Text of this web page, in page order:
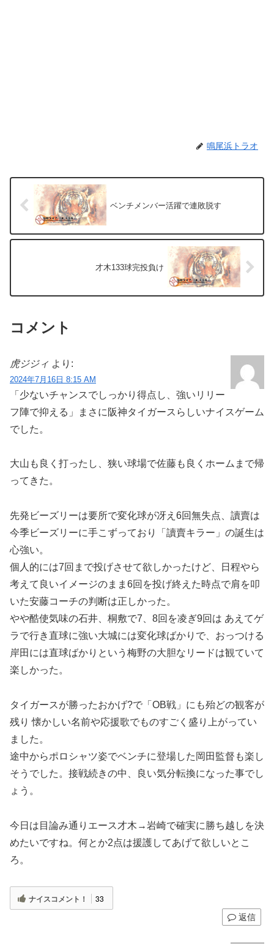
鳴尾浜トラオ
ベンチメンバー活躍で連敗脱す
才木133球完投負け
コメント
虎ジジィ より:
2024年7月16日 8:15 AM
「少ないチャンスでしっかり得点し、強いリリー
フ陣で抑える」まさに阪神タイガースらしいナイスゲーム
でした。
大山も良く打ったし、狭い球場で佐藤も良くホームまで帰
ってきた。
先発ビーズリーは要所で変化球が冴え6回無失点、讀賣は
今季ビーズリーに手こずっており「讀賣キラー」の誕生は
心強い。
個人的には7回まで投げさせて欲しかったけど、日程やら
考えて良いイメージのまま6回を投げ終えた時点で肩を叩
いた安藤コーチの判断は正しかった。
やや酷使気味の石井、桐敷で7、8回を凌ぎ9回は あえてゲ
ラで行き直球に強い大城には変化球ばかりで、おっつける
岸田には直球ばかりという梅野の大胆なリードは観ていて
楽しかった。
タイガースが勝ったおかげ?で「OB戦」にも殆どの観客が
残り 懐かしい名前や応援歌でものすごく盛り上がってい
ました。
途中からポロシャツ姿でベンチに登場した岡田監督も楽し
そうでした。接戦続きの中、良い気分転換になった事でし
ょう。
今日は目論み通りエース才木→岩崎で確実に勝ち越しを決
めたいですね。何とか2点は援護してあげて欲しいとこ
ろ。
ナイスコメント！ 33
返信